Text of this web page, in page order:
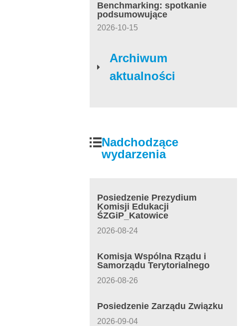
Benchmarking: spotkanie
podsumowujące
2026-10-15
Archiwum
aktualności
Nadchodzące
wydarzenia
Posiedzenie Prezydium
Komisji Edukacji
ŚZGiP_Katowice
2026-08-24
Komisja Wspólna Rządu i
Samorządu Terytorialnego
2026-08-26
Posiedzenie Zarządu Związku
2026-09-04